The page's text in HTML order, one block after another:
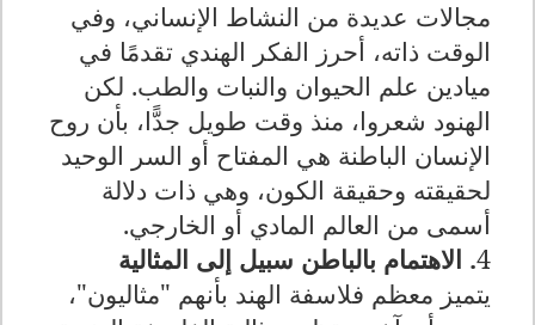
مجالات عديدة من النشاط الإنساني، وفي
الوقت ذاته، أحرز الفكر الهندي تقدمًا في
ميادين علم الحيوان والنبات والطب. لكن
الهنود شعروا، منذ وقت طويل جدًّا، بأن روح
الإنسان الباطنة هي المفتاح أو السر الوحيد
لحقيقته وحقيقة الكون، وهي ذات دلالة
أسمى من العالم المادي أو الخارجي.
4. الاهتمام بالباطن سبيل إلى المثالية
يتميز معظم فلاسفة الهند بأنهم "مثاليون"،